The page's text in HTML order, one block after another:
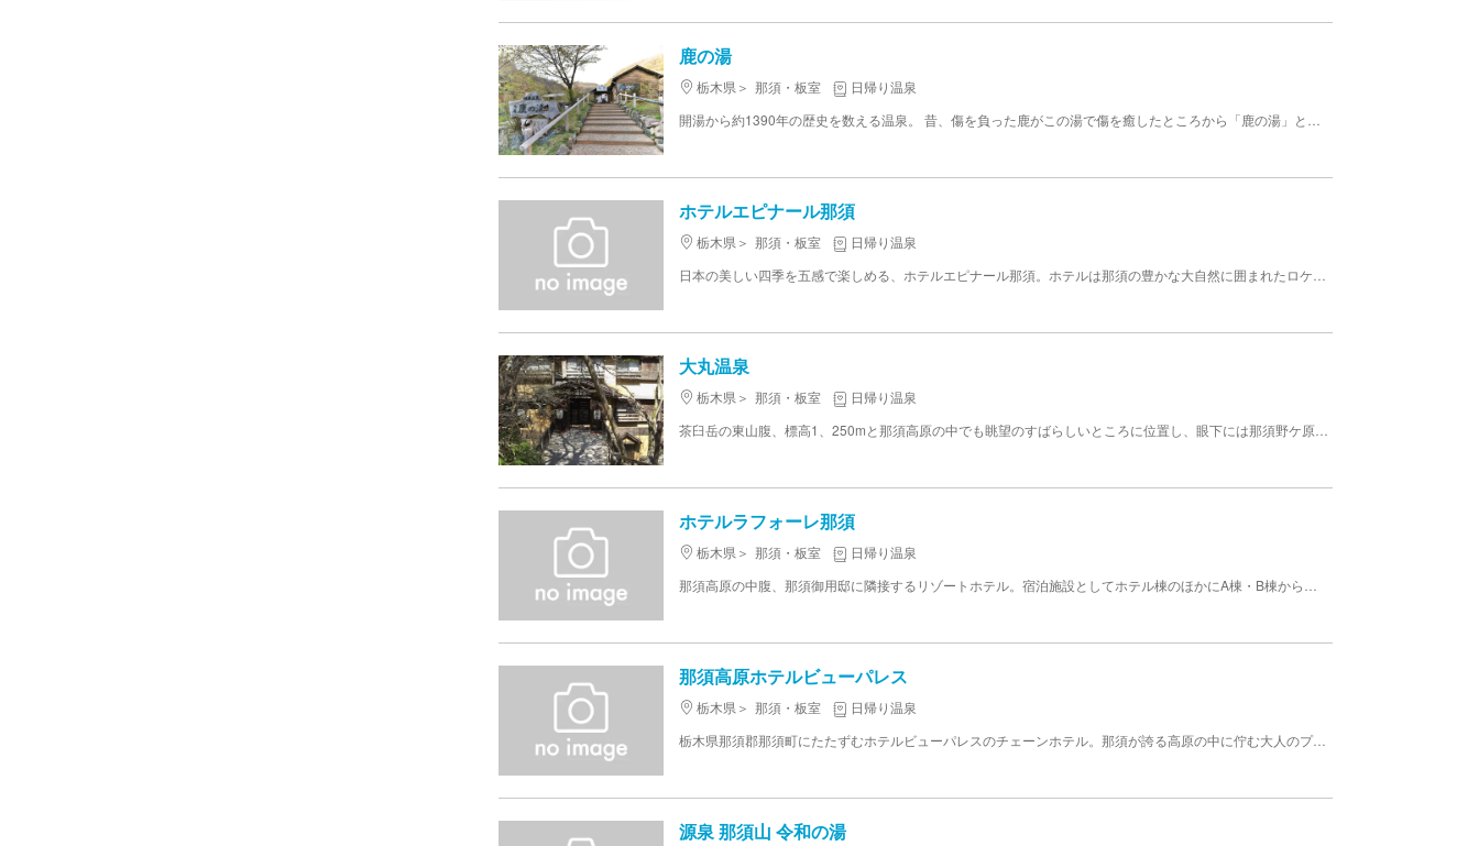
鹿の湯
栃木県 那須・板室
日帰り温泉
ホテルエピナール那須
栃木県 那須・板室
日帰り温泉
大丸温泉
栃木県 那須・板室
日帰り温泉
ホテルラフォーレ那須
栃木県 那須・板室
日帰り温泉
那須高原ホテルビューパレス
栃木県 那須・板室
日帰り温泉
栃木県那須郡那須町にたたずむホテルビューパレスのチェーンホテル。那須が誇る高原の中に佇む大人のプライベートリゾートとして人気を集める施設だ。施設内で特に人気を集めているのは、湯治にもに用いられる“鹿の湯”を源泉とする温泉施設。白く濁り少しとろみのある酸性含硫黄泉は、さまざまな健康増進効果や美肌効果を持ち、露天風呂の景観美とともに贅沢な味わい。他にも、地元食材をふんだんに使用した創作料理やすごしやすさを追求した客室がそろい、大人の隠れ家的な空間をつくり上げている。
源泉 那須山 令和の湯